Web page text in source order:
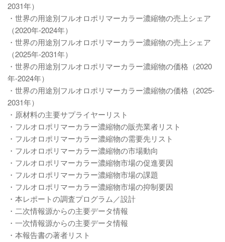
2031年）
・世界の用途別フルオロポリマーカラー濃縮物の売上シェア
（2020年-2024年）
・世界の用途別フルオロポリマーカラー濃縮物の売上シェア
（2025年-2031年）
・世界の用途別フルオロポリマーカラー濃縮物の価格（2020
年-2024年）
・世界の用途別フルオロポリマーカラー濃縮物の価格（2025-
2031年）
・原材料の主要サプライヤーリスト
・フルオロポリマーカラー濃縮物の販売業者リスト
・フルオロポリマーカラー濃縮物の需要先リスト
・フルオロポリマーカラー濃縮物の市場動向
・フルオロポリマーカラー濃縮物市場の促進要因
・フルオロポリマーカラー濃縮物市場の課題
・フルオロポリマーカラー濃縮物市場の抑制要因
・本レポートの調査プログラム／設計
・二次情報源からの主要データ情報
・一次情報源からの主要データ情報
・本報告書の著者リスト